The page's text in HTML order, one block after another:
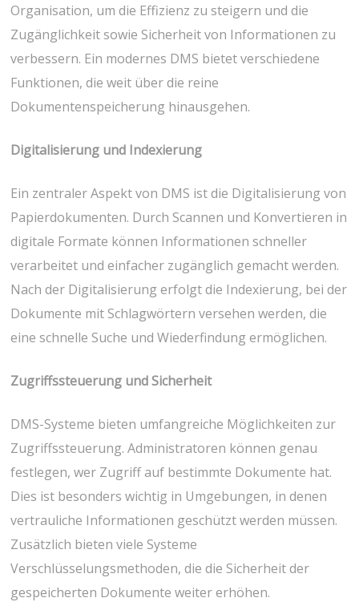
Organisation, um die Effizienz zu steigern und die
Zugänglichkeit sowie Sicherheit von Informationen zu
verbessern. Ein modernes DMS bietet verschiedene
Funktionen, die weit über die reine
Dokumentenspeicherung hinausgehen.
Digitalisierung und Indexierung
Ein zentraler Aspekt von DMS ist die Digitalisierung von
Papierdokumenten. Durch Scannen und Konvertieren in
digitale Formate können Informationen schneller
verarbeitet und einfacher zugänglich gemacht werden.
Nach der Digitalisierung erfolgt die Indexierung, bei der
Dokumente mit Schlagwörtern versehen werden, die
eine schnelle Suche und Wiederfindung ermöglichen.
Zugriffssteuerung und Sicherheit
DMS-Systeme bieten umfangreiche Möglichkeiten zur
Zugriffssteuerung. Administratoren können genau
festlegen, wer Zugriff auf bestimmte Dokumente hat.
Dies ist besonders wichtig in Umgebungen, in denen
vertrauliche Informationen geschützt werden müssen.
Zusätzlich bieten viele Systeme
Verschlüsselungsmethoden, die die Sicherheit der
gespeicherten Dokumente weiter erhöhen.